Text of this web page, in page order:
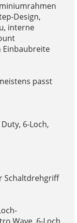
Design,
interne
Einbaubreite
passt
6-Loch,
Schaltdrehgriff